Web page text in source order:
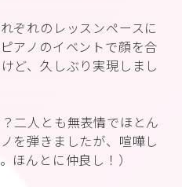
ぞれのレッスンペースに
アノのイベントで顔を合
ど、久しぶり実現しまし
二人とも無表情でほとん
を弾きましたが、喧嘩し
ほんとに仲良し！）